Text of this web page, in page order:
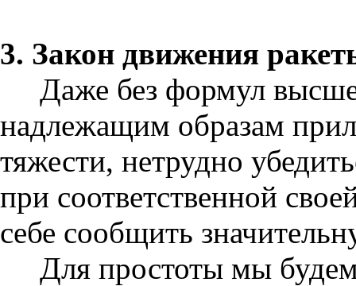
3. Закон движения
Даже без формул
надлежащим образам
тяжести, нетрудно
при соответственной
себе сообщить
Для простоты мы будем